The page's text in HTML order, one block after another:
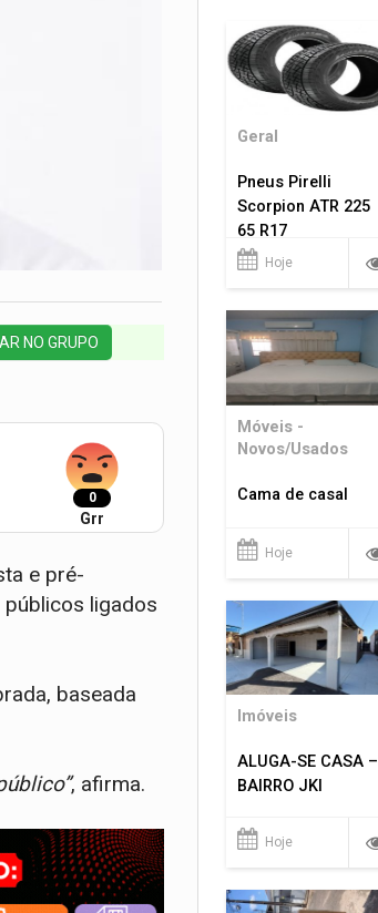
NO GRUPO
0
Grr
e pré-
ligados
baseada
, afirma.
Geral
Pneus Pirelli
Scorpion ATR 225
65 R17
Hoje
Móveis -
Novos/Usados
Cama de casal
Hoje
Imóveis
ALUGA-SE CASA –
BAIRRO JKI
Hoje